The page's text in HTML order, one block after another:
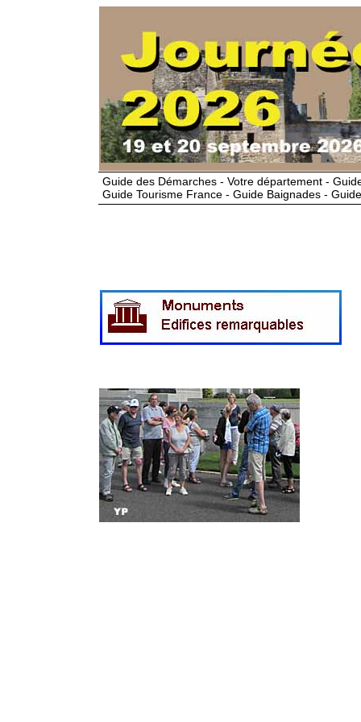
Guide des Démarches - Votre département -
Guide Tourisme France - Guide Baignades -